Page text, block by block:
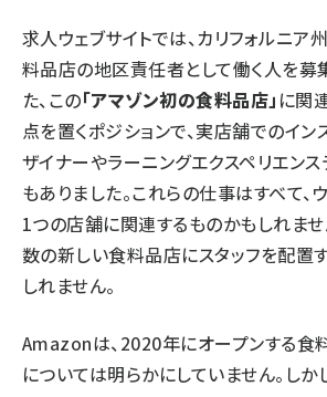
求人ウェブサイトでは、カリフォルニ
料品店の地区責任者として働く人を募
た、この「アマゾン初の食料品店」 に関
点を置くポジションで、実店舗でのイン
ザイナーやラーニングエクスペリエン
もありました。これらの仕事はすべて、
1つの店舗に関連するものかもしれま
数の新しい食料品店にスタッフを配置
しれません。
Amazonは、2020年にオープンする食
については明らかにしていません。し